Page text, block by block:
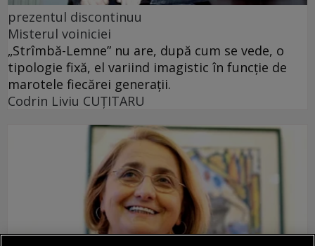
prezentul discontinuu
Misterul voiniciei
„Strîmbă-Lemne” nu are, după cum se vede, o
tipologie fixă, el variind imagistic în funcţie de
marotele fiecărei generaţii.
Codrin Liviu CUŢITARU